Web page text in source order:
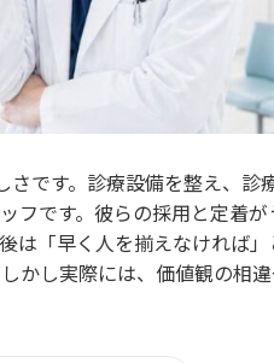
です。診療設備を整え、診
フです。彼らの採用と定着が
は「早く人を揃えなければ」
かし実際には、価値観の相